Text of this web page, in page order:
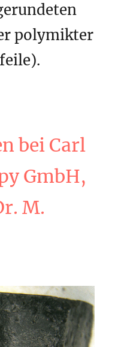
polymikter
bei Carl
GmbH,
M.